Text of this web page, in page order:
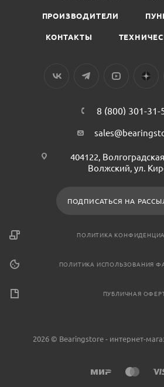
ПРОИЗВОДИТЕЛИ
КОНТАКТЫ
8 (800) 301-31-
404122,
Волжский, ул.
ПОДПИСАТЬСЯ НА
ПОЛИТИКА
ПОЛИТИКА ИСПОЛЬЗОВАНИЯ
ПУБЛИЧНАЯ
2026 © Bearingstore - интернет-